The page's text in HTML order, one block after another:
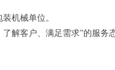
机械单位。
客户、满足需求”的服务